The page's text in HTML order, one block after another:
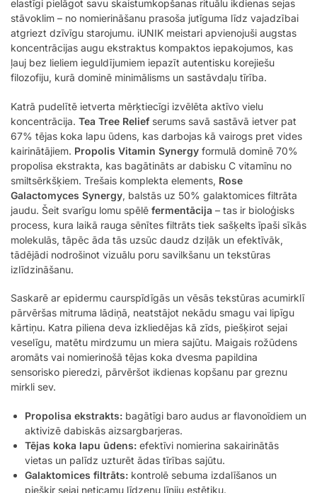
elastīgi pielāgot savu skaistumkopšanas rituālu ikdienas sejas
stāvoklim – no nomierināšanu prasoša jutīguma līdz vajadzībai
atgriezt dzīvīgu starojumu. iUNIK meistari apvienojuši augstas
koncentrācijas augu ekstraktus kompaktos iepakojumos, kas
ļauj bez lieliem ieguldījumiem iepazīt autentisku korejiešu
filozofiju, kurā dominē minimālisms un sastāvdaļu tīrība.
Katrā pudelītē ietverta mērķtiecīgi izvēlēta aktīvo vielu
koncentrācija. Tea Tree Relief serums savā sastāvā ietver pat
67% tējas koka lapu ūdens, kas darbojas kā vairogs pret vides
kairinātājiem. Propolis Vitamin Synergy formulā dominē 70%
propolisa ekstrakta, kas bagātināts ar dabisku C vitamīnu no
smiltsērkšķiem. Trešais komplekta elements, Rose
Galactomyces Synergy, balstās uz 50% galaktomices filtrāta
jaudu. Šeit svarīgu lomu spēlē fermentācija – tas ir bioloģisks
process, kura laikā rauga sēnītes filtrāts tiek sašķelts īpaši sīkās
molekulās, tāpēc āda tās uzsūc daudz dziļāk un efektīvāk,
tādējādi nodrošinot vizuālu poru savilkšanu un tekstūras
izlīdzināšanu.
Saskarē ar epidermu caurspīdīgās un vēsās tekstūras acumirklī
pārvēršas mitruma lādiņā, neatstājot nekādu smagu vai lipīgu
kārtiņu. Katra piliena deva izkliedējas kā zīds, piešķirot sejai
veselīgu, matētu mirdzumu un miera sajūtu. Maigais rožūdens
aromāts vai nomierinošā tējas koka dvesma papildina
sensorisko pieredzi, pārvēršot ikdienas kopšanu par greznu
mirkli sev.
Propolisa ekstrakts: bagātīgi baro audus ar flavonoīdiem un
aktivizē dabiskās aizsargbarjeras.
Tējas koka lapu ūdens: efektīvi nomierina sakairinātās
vietas un palīdz uzturēt ādas tīrības sajūtu.
Galaktomices filtrāts: kontrolē sebuma izdalīšanos un
piešķir sejai neticamu līdzenu līniju estētiku.